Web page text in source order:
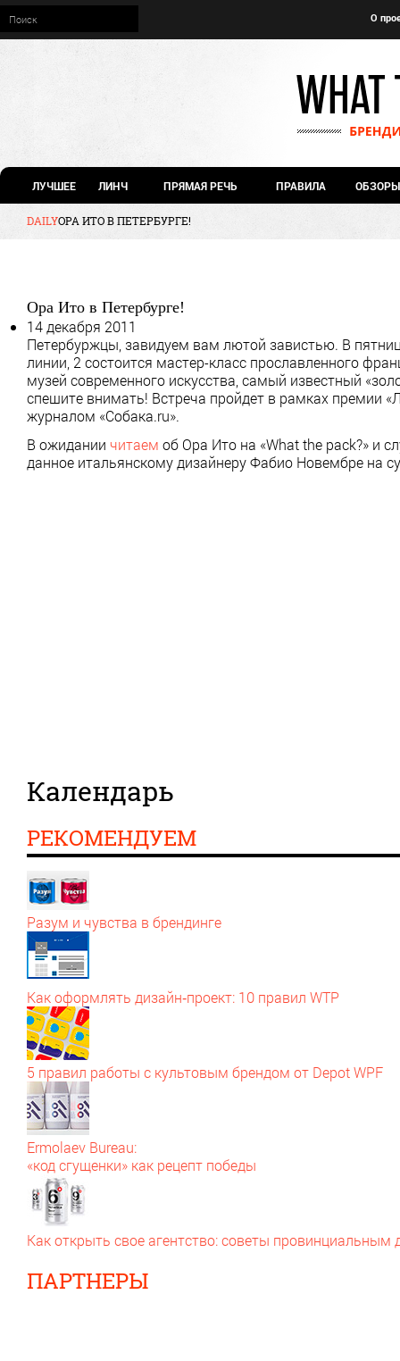
О
ЛУЧШЕЕ ЛИНЧ ПРЯМАЯ РЕЧЬ ПРАВИЛА ОБЗОРЫ
DAILYОРА ИТО В ПЕТЕРБУРГЕ!
Ора Ито в Петербурге!
14 декабря 2011
Петербуржцы, завидуем вам лютой завистью. В
линии, 2 состоится мастер-класс прославленного
музей современного искусства, самый известный
спешите внимать! Встреча пройдет в рамках премии
журналом «Собака.ru».
В ожидании читаем об Ора Ито на «What the pack?» и
данное итальянскому дизайнеру Фабио Новембре на
Календарь
РЕКОМЕНДУЕМ
Разум и чувства в брендинге
Как оформлять дизайн‑проект: 10 правил WTP
5 правил работы с культовым брендом от Depot WPF
Ermolaev Bureau:
«код сгущенки» как рецепт победы
Как открыть свое агентство: советы провинциальным
ПАРТНЕРЫ